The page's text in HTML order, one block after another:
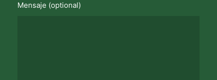
Mensaje (optional)